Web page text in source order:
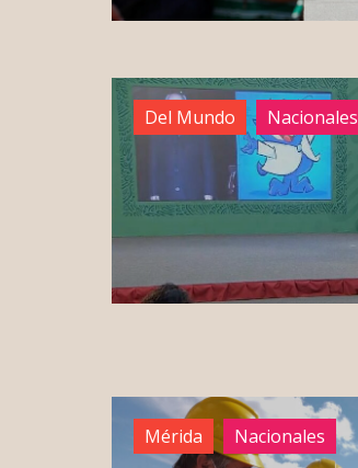
Del Mundo Nacionales
Mérida Nacionales